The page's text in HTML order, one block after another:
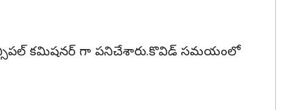
కమిషనర్ గా పనిచేశారు.కొవిడ్ సమయంలో